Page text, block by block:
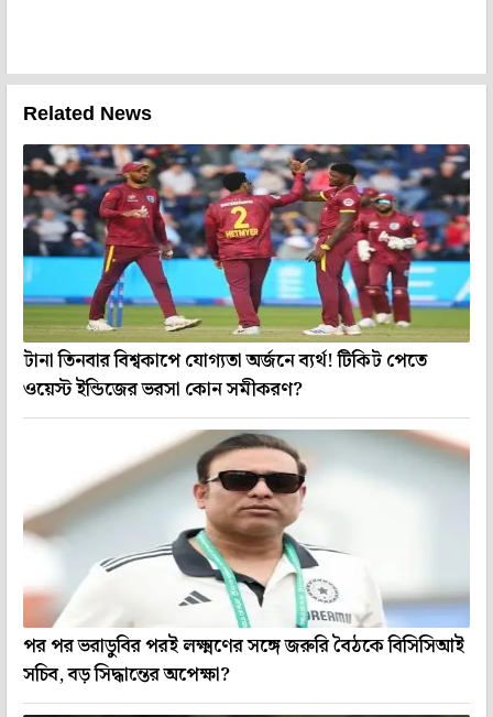
Related News
টানা তিনবার বিশ্বকাপে যোগ্যতা অর্জনে ব্যর্থ! টিকিট পেতে
ওয়েস্ট ইন্ডিজের ভরসা কোন সমীকরণ?
পর পর ভরাডুবির পরই লক্ষ্মণের সঙ্গে জরুরি বৈঠকে বিসিসিআই
সচিব, বড় সিদ্ধান্তের অপেক্ষা?